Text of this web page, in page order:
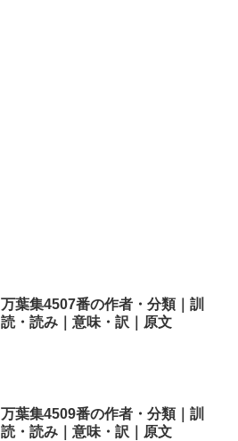
万葉集4507番の作者・分類｜訓
読・読み｜意味・訳｜原文
万葉集4509番の作者・分類｜訓
読・読み｜意味・訳｜原文